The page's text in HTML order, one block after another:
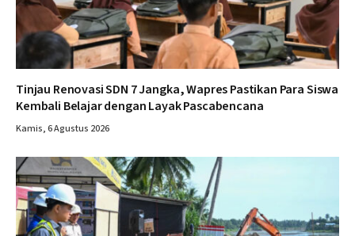
Tinjau Renovasi SDN 7 Jangka, Wapres Pastikan Para Siswa
Kembali Belajar dengan Layak Pascabencana
Kamis, 6 Agustus 2026